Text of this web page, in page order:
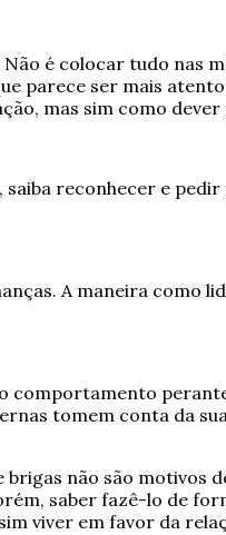
é colocar tudo nas
parece ser mais
mas sim como dever
saiba reconhecer e
A maneira como
comportamento
tomem conta da
não são motivos
saber fazê-lo de
viver em favor da